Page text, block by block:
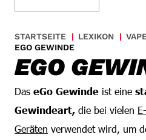
STARTSEITE LEXIKON
EGO GEWINDE
EGO
Das eGo Gewinde ist eine
Gewindeart, die bei vielen
Geräten verwendet wird, um